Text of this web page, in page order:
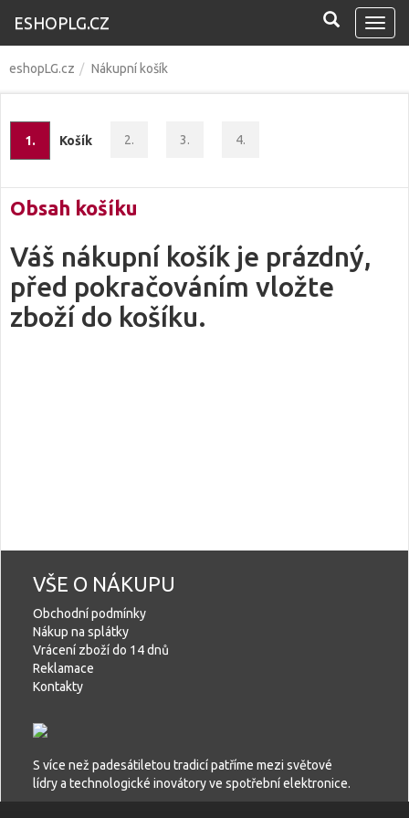
ESHOPLG.CZ
eshopLG.cz Nákupní košík
1. Košík 2. 3. 4.
Obsah košíku
Váš nákupní košík je prázdný,
před pokračováním vložte
zboží do košíku.
VŠE O NÁKUPU
Obchodní podmínky
Nákup na splátky
Vrácení zboží do 14 dnů
Reklamace
Kontakty
S více než padesátiletou tradicí patříme mezi světové
lídry a technologické inovátory ve spotřební elektronice.